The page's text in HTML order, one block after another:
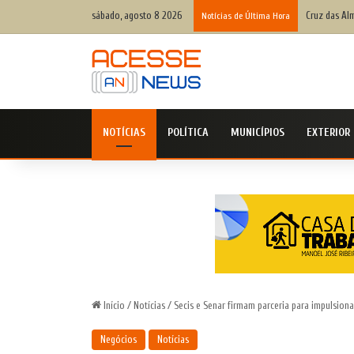
sábado, agosto 8 2026 Notícias de Última Hora Cruz das
NOTÍCIAS POLÍTICA MUNICÍPIOS EXTERIOR
Início / Notícias / Secis e Senar firmam parceria para
Negócios Notícias